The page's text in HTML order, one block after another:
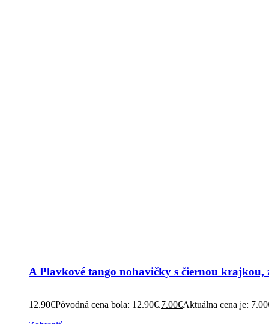
A Plavkové tango nohavičky s čiernou krajkou,
12.90€Pôvodná cena bola: 12.90€.7.00€Aktuálna cena je: